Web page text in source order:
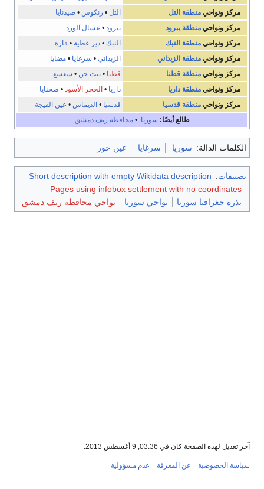
مركز ونواحيمنطقة التل التل • رنكوس •صيدنايا
مركز ونواحيمنطقة يبرود يبرود • عسال الورد
مركز ونواحيمنطقة النبك النبك •دير عطية • قارة
مركز ونواحيمنطقة الزبداني الزبداني • سرغايا •مضايا
مركز ونواحيمنطقة قطنا قطنا •بيت جن • سعسع
مركز ونواحيمنطقة داريا داريا • الحجر الأسود •صحنايا
مركز ونواحيمنطقة قدسيا قدسيا • الديماس • عين الفيجة
طالع أيضًا: سوريا •محافظة ريف دمشق
الكلمات الدالة: سوريا سرغايا عين حور
تصنيفات:
Short description with empty Wikidata description
Pages using infobox settlement with no coordinates
بذرة جغرافيا سوريا
نواحي سوريا نواحي محافظة ريف دمشق
آخر تعديل لهذه الصفحة كان في 03:36, 9 أغسطس 2013.
سياسة الخصوصية عن المعرفة عدم مسؤولية